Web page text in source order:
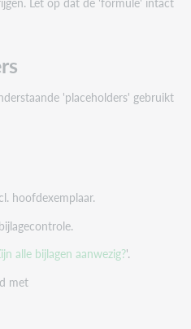
staat klaar.
alleen aan de balie worden
'placeholders' gebruikt
hoofdexemplaar.
alle bijlagen aanwezig?'.
met